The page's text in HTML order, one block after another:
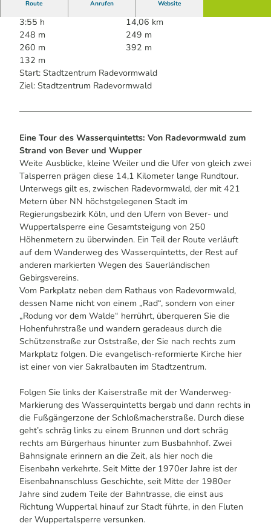
Route Anrufen Website
3:55 h
14,06 km
248 m
249 m
260 m
392 m
132 m
Start: Stadtzentrum Radevormwald
Ziel: Stadtzentrum Radevormwald
Eine Tour des Wasserquintetts: Von Radevormwald zum
Strand von Bever und Wupper
Weite Ausblicke, kleine Weiler und die Ufer von gleich zwei
Talsperren prägen diese 14,1 Kilometer lange Rundtour.
Unterwegs gilt es, zwischen Radevormwald, der mit 421
Metern über NN höchstgelegenen Stadt im
Regierungsbezirk Köln, und den Ufern von Bever- und
Wuppertalsperre eine Gesamtsteigung von 250
Höhenmetern zu überwinden. Ein Teil der Route verläuft
auf dem Wanderweg des Wasserquintetts, der Rest auf
anderen markierten Wegen des Sauerländischen
Gebirgsvereins.
Vom Parkplatz neben dem Rathaus von Radevormwald,
dessen Name nicht von einem „Rad“, sondern von einer
„Rodung vor dem Walde“ herrührt, überqueren Sie die
Hohenfuhrstraße und wandern geradeaus durch die
Schützenstraße zur Oststraße, der Sie nach rechts zum
Markplatz folgen. Die evangelisch-reformierte Kirche hier
ist einer von vier Sakralbauten im Stadtzentrum.
Folgen Sie links der Kaiserstraße mit der Wanderweg-
Markierung des Wasserquintetts bergab und dann rechts in
die Fußgängerzone der Schloßmacherstraße. Durch diese
geht’s schräg links zu einem Brunnen und dort schräg
rechts am Bürgerhaus hinunter zum Busbahnhof. Zwei
Bahnsignale erinnern an die Zeit, als hier noch die
Eisenbahn verkehrte. Seit Mitte der 1970er Jahre ist der
Eisenbahnanschluss Geschichte, seit Mitte der 1980er
Jahre sind zudem Teile der Bahntrasse, die einst aus
Richtung Wuppertal hinauf zur Stadt führte, in den Fluten
der Wuppertalsperre versunken.